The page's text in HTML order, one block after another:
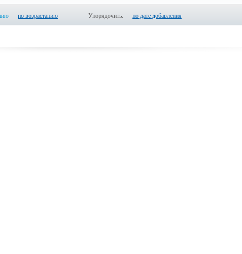
по возрастанию Упорядочить: по дате добавления